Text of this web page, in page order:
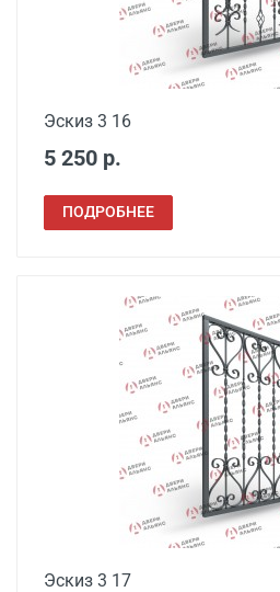
Эскиз 3 16
5 250 р.
ПОДРОБНЕЕ
Эскиз 3 17